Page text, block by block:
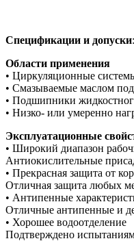
Спецификации и допуски
Области применения
• Циркуляционные
• Смазываемые маслом
• Подшипники
• Низко- или умеренно
Эксплуатационные
• Широкий диапазон
Антиокислительные
• Прекрасная защита от
Отличная защита любых
• Антипенные
Отличные антипенные и
• Хорошее водоотделение
Подтверждено